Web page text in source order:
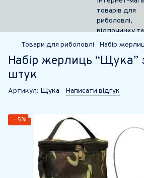
Товари для риболовлі Набір
Набір жерлиць “Щука”
штук
Артикул: Щука Написати відгук
−5%